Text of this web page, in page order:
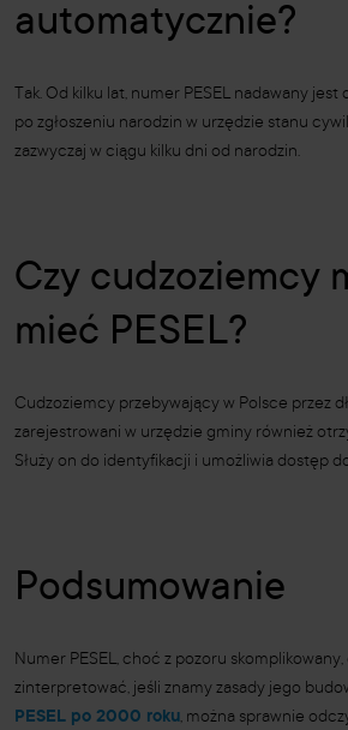
automatycznie?
Tak. Od kilku lat, numer PESEL nadawany
po zgłoszeniu narodzin w urzędzie stanu
zazwyczaj w ciągu kilku dni od narodzin.
Czy cudzoziemcy
mieć PESEL?
Cudzoziemcy przebywający w Polsce przez
zarejestrowani w urzędzie gminy również
Służy on do identyfikacji i umożliwia dostęp
Podsumowanie
Numer PESEL, choć z pozoru skomplikowany,
zinterpretować, jeśli znamy zasady jego
PESEL po 2000 roku, można sprawnie